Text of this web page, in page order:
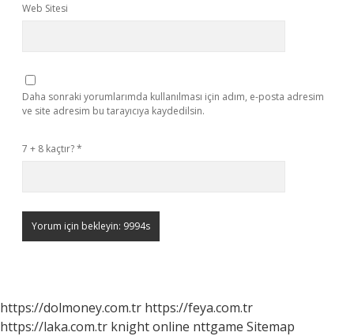
Web Sitesi
Daha sonraki yorumlarımda kullanılması için adım, e-posta adresim
ve site adresim bu tarayıcıya kaydedilsin.
7 + 8 kaçtır?*
https://dolmoney.com.tr https://feya.com.tr
https://laka.com.tr knight online nttgame Sitemap